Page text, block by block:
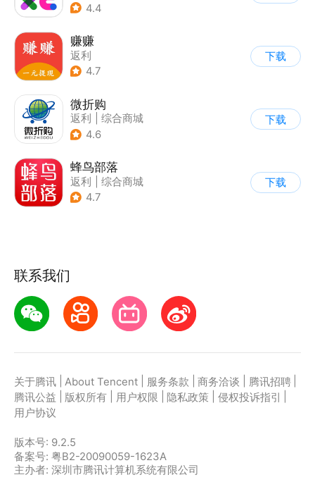
4.4
赚赚
返利
4.7
下载
微折购
返利
综合商城
4.6
下载
蜂鸟部落
返利
综合商城
4.7
下载
联系我们
关于腾讯 About Tencent 服务条款 商务洽谈 腾讯招聘
腾讯公益
版权所有 用户权限 隐私政策 侵权投诉指引
用户协议
版本号: 9.2.5
备案号: 粤B2-20090059-1623A
主办者: 深圳市腾讯计算机系统有限公司